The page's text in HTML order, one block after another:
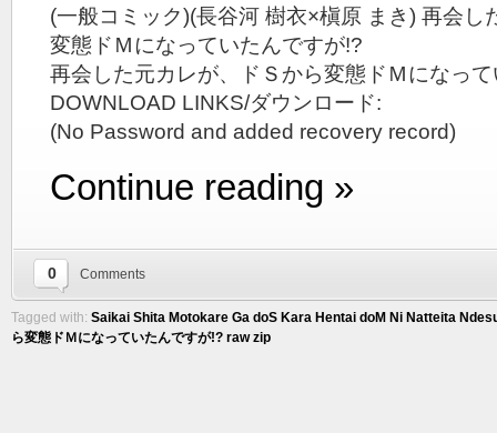
(一般コミック)(長谷河 樹衣×槇原 まき) 再会し
変態ドＭになっていたんですが!?
再会した元カレが、ドＳから変態ドＭになっ
DOWNLOAD LINKS/ダウンロード:
(No Password and added recovery record)
Continue reading »
0 Comments
Tagged with: Saikai Shita Motokare Ga doS Kara Hentai doM Ni Natteita
ら変態ドＭになっていたんですが!? raw zip